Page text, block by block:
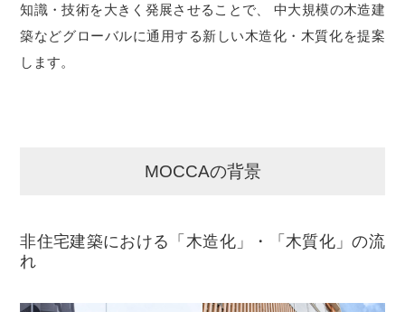
知識・技術を大きく発展させることで、
中大規模の木造建
築などグローバルに通用する新しい木造化・木質化を提案
します。
MOCCAの背景
非住宅建築における「木造化」・「木質化」の流
れ